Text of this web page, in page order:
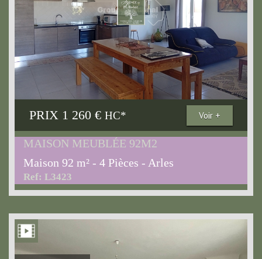
PRIX 1 260 € HC* Voir +
MAISON MEUBLÉE 92M2
Maison 92 m² - 4 Pièces - Arles
Ref: L3423